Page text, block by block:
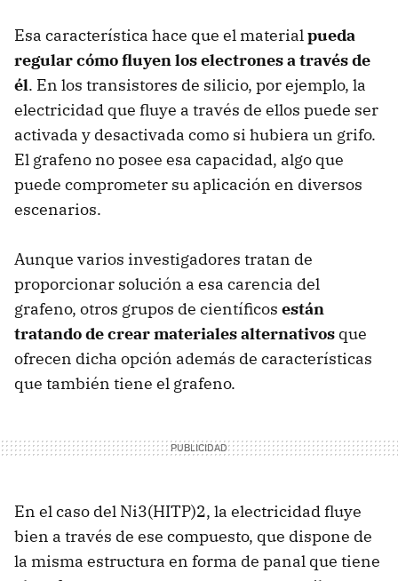
Esa característica hace que el materialpueda
regular cómo fluyen los electrones a través de
él. En los transistores de silicio, por ejemplo, la
electricidad que fluye a través de ellos puede ser
activada y desactivada como si hubiera un grifo.
El grafeno no posee esa capacidad, algo que
puede comprometer su aplicación en diversos
escenarios.
Aunque varios investigadores tratan de
proporcionar solución a esa carencia del
grafeno, otros grupos de científicos están
tratando de crear materiales alternativos que
ofrecen dicha opción además de características
que también tiene el grafeno.
En el caso del Ni3(HITP)2, la electricidad fluye
bien a través de ese compuesto, que dispone de
la misma estructura en forma de panal que tiene